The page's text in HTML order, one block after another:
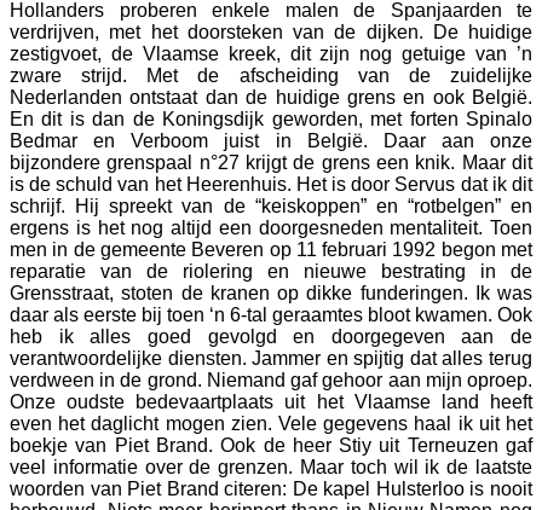
Hollanders proberen enkele malen de Spanjaarden te
verdrijven, met het doorsteken van de dijken. De huidige
zestigvoet, de Vlaamse kreek, dit zijn nog getuige van ’n
zware strijd. Met de afscheiding van de zuidelijke
Nederlanden ontstaat dan de huidige grens en ook België.
En dit is dan de Koningsdijk geworden, met forten Spinalo
Bedmar en Verboom juist in België. Daar aan onze
bijzondere grenspaal n°27 krijgt de grens een knik. Maar dit
is de schuld van het Heerenhuis. Het is door Servus dat ik dit
schrijf. Hij spreekt van de “keiskoppen” en “rotbelgen” en
ergens is het nog altijd een doorgesneden mentaliteit. Toen
men in de gemeente Beveren op 11 februari 1992 begon met
reparatie van de riolering en nieuwe bestrating in de
Grensstraat, stoten de kranen op dikke funderingen. Ik was
daar als eerste bij toen ‘n 6-tal geraamtes bloot kwamen. Ook
heb ik alles goed gevolgd en doorgegeven aan de
verantwoordelijke diensten. Jammer en spijtig dat alles terug
verdween in de grond. Niemand gaf gehoor aan mijn oproep.
Onze oudste bedevaartplaats uit het Vlaamse land heeft
even het daglicht mogen zien. Vele gegevens haal ik uit het
boekje van Piet Brand. Ook de heer Stiy uit Terneuzen gaf
veel informatie over de grenzen. Maar toch wil ik de laatste
woorden van Piet Brand citeren: De kapel Hulsterloo is nooit